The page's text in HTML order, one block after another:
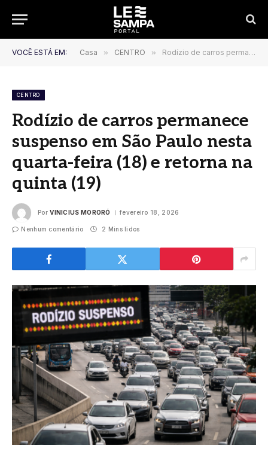
VOCÊ ESTÁ EM: Casa » CENTRO » Rodízio de carros permanece suspenso em São Paulo nesta quarta-feira (18) e retorna na quinta (19)
CENTRO
Rodízio de carros permanece
suspenso em São Paulo nesta
quarta-feira (18) e retorna na
quinta (19)
Por VINICIUS MORORÓ fevereiro 18, 2026
Nenhum comentário 2 Mins lidos